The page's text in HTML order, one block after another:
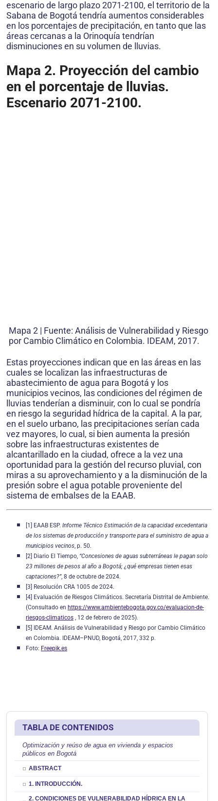
escenario de largo plazo 2071-2100, el territorio de la
Sabana de Bogotá tendría aumentos considerables
en los porcentajes de precipitación, en tanto que las
áreas cercanas a la Orinoquía tendrían
disminuciones en su volumen de lluvias.
Mapa 2. Proyección del cambio
en el porcentaje de lluvias.
Escenario 2071-2100.
Mapa 2 | Fuente: Análisis de Vulnerabilidad y Riesgo
por Cambio Climático en Colombia. IDEAM, 2017.
Estas proyecciones indican que en las áreas en las
cuales se localizan las infraestructuras de
abastecimiento de agua para Bogotá y los
municipios vecinos, las condiciones del régimen de
lluvias tenderían a disminuir, con lo cual se pondría
en riesgo la seguridad hídrica de la capital. A la par,
en el suelo urbano, las precipitaciones serían cada
vez mayores, lo cual, si bien aumenta la presión
sobre las infraestructuras existentes de
alcantarillado en la ciudad, ofrece a la vez una
oportunidad para la gestión del recurso pluvial, con
miras a su aprovechamiento y a la disminución de la
presión sobre el agua potable proveniente del
sistema de embalses de la EAAB.
[1] EAAB ESP. Informe Técnico Estimación de la capacidad excedentaria
de los sistemas de producción y transporte para el suministro de agua a
municipios vecinos, p. 50.
[2] Diario El Tiempo, “Concesiones de aguas subterráneas le pagan solo
23 millones de pesos al año a Bogotá; ¿qué empresas tienen esas
captaciones?”, 8 de octubre de 2024.
[3] Resolución CRA 1005 de 2024.
[4] Evaluación de Riesgos Climáticos. Secretaría Distrital de Ambiente.
(Consultado en https://www.ambientebogota.gov.co/evaluacion-de-
riesgos-climaticos , 12 de febrero de 2025).
[5] IDEAM. Análisis de Vulnerabilidad y Riesgo por Cambio Climático
en Colombia. IDEAM–PNUD, Bogotá, 2017, 332 p.
Foto: Freepik.es
TABLA DE CONTENIDOS
Optimización y reúso de agua en vivienda y espacios
públicos en Bogotá
ABSTRACT
1. INTRODUCCIÓN.
2. CONDICIONES DE VULNERABILIDAD HÍDRICA EN LA